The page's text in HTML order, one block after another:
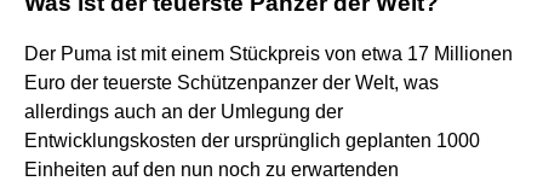
Der Puma ist mit einem Stückpreis von etwa 17 Millionen
Euro der teuerste Schützenpanzer der Welt, was
allerdings auch an der Umlegung der
Entwicklungskosten der ursprünglich geplanten 1000
Einheiten auf den nun noch zu erwartenden